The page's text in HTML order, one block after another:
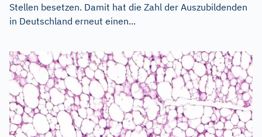
Stellen besetzen. Damit hat die Zahl der Auszubildenden
in Deutschland erneut einen...